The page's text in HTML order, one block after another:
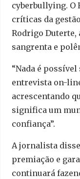
cyberbullying. O
críticas da
Rodrigo Duterte,
sangrenta e
“Nada é
entrevista on-
acrescentando
significa um
confiança”.
A jornalista
premiação e
continuará